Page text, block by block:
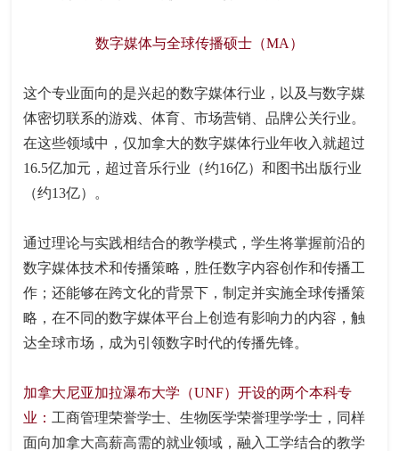
数字媒体与全球传播硕士（MA）
这个专业面向的是兴起的数字媒体行业，以及与数字媒
体密切联系的游戏、体育、市场营销、品牌公关行业。
在这些领域中，仅加拿大的数字媒体行业年收入就超过
16.5亿加元，超过音乐行业（约16亿）和图书出版行业
（约13亿）。
通过理论与实践相结合的教学模式，学生将掌握前沿的
数字媒体技术和传播策略，胜任数字内容创作和传播工
作；还能够在跨文化的背景下，制定并实施全球传播策
略，在不同的数字媒体平台上创造有影响力的内容，触
达全球市场，成为引领数字时代的传播先锋。
加拿大尼亚加拉瀑布大学（UNF）开设的两个本科专
业： 工商管理荣誉学士、生物医学荣誉理学学士，同样
面向加拿大高薪高需的就业领域，融入工学结合的教学